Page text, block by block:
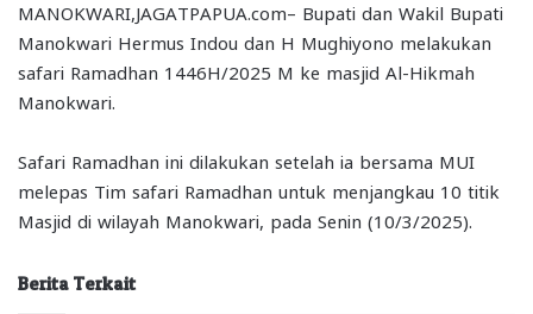
MANOKWARI,JAGATPAPUA.com– Bupati dan Wakil Bupati
Manokwari Hermus Indou dan H Mughiyono melakukan
safari Ramadhan 1446H/2025 M ke masjid Al-Hikmah
Manokwari.
Safari Ramadhan ini dilakukan setelah ia bersama MUI
melepas Tim safari Ramadhan untuk menjangkau 10 titik
Masjid di wilayah Manokwari, pada Senin (10/3/2025).
Berita Terkait